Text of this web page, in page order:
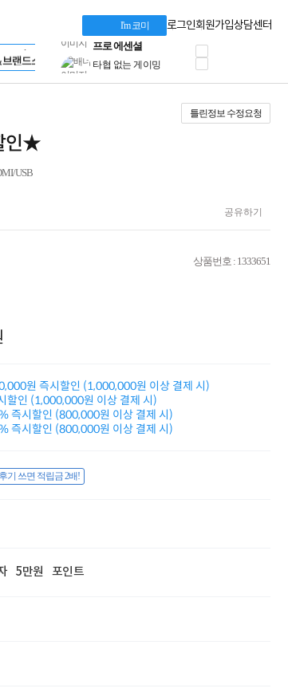
I'm 코미 로그인회원가입상담센터
브랜드스토어
랜드스토어
스토어
용관
Dell 구매 찬스
프로 에센셜
타협 없는 게이밍
HP OMEN
로지텍
시스코 스위칭허브
누적 금액 별
적립금 페이백!
Dell 구매왕
틀린정보 수정요청
인★
USB
공유하기
상품번호 : 1333651
원 즉시할인 (1,000,000원 이상 결제 시)
할인 (1,000,000원 이상 결제 시)
즉시할인 (800,000원 이상 결제 시)
즉시할인 (800,000원 이상 결제 시)
기 쓰면 적립금 2배!
5만원 포인트